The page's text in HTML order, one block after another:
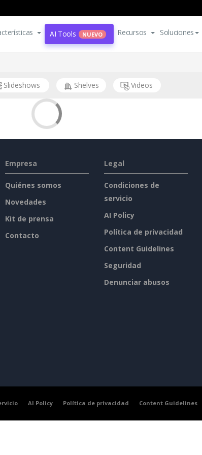
AI Tools NUEVO Recursos Soluciones
Slideshows Shelves Videos
Empresa
Quiénes somos
Novedades
Kit de prensa
Contacto
Legal
Condiciones de
servicio
AI Policy
Política de privacidad
Content Guidelines
Seguridad
Denunciar abusos
AI Policy Política de privacidad Content Guidelines